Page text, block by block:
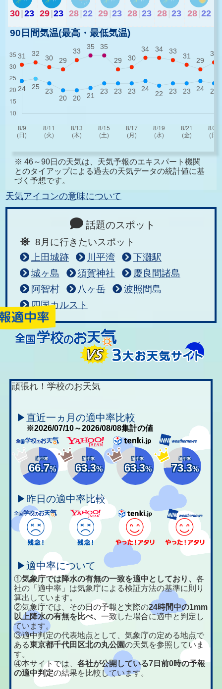
30|23 29|23 28 22 29 23 28 23 28 23 28 22
90日間気温(最高・最低気温)
※ 46～90日の天気は、天気予報のエキスパート機関
とのタイアップによる過去の天気データの統計値に基
づく予想です。
天気アイコンの意味について
話題のスポット
8月に行きたいスポット
上田城跡
川平湾
下灘駅
城ヶ島
須賀神社
慶良間諸島
阿智村
八ヶ岳
波照間島
四国カルスト
頑張れ！学校のお天気
▶直近一ヵ月の適中率比較
※2026/07/10～2026/08/08集計の値
適中率
66.7%
適中率
63.3%
適中率
63.3%
適中率
73.3%
▶昨日の適中率比較
▶適中率について
①気象庁では降水の有無の一致を適中としており、各
社の「適中率」は気象庁による検証方法の基準に則り
算出しています。
②気象庁では、その日の予報と実際の24時間中の1mm
以上降水の有無を比べ、一致した場合に適中と判定し
ています。
③適中判定の代表地点として、気象庁の定める地点で
ある東京都千代田区北の丸公園の天気を参照していま
す。
④本サイトでは、各社が公開している7日前0時の予報
の適中判定の結果を比較しています。